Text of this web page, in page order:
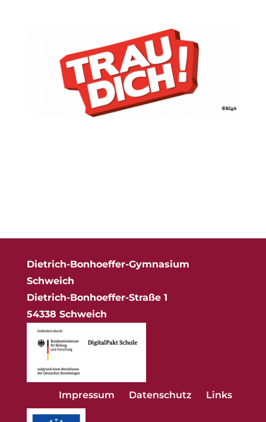
Dietrich-Bonhoeffer-Gymnasium
Schweich
Dietrich-Bonhoeffer-Straße 1
54338 Schweich
Impressum Datenschutz Links